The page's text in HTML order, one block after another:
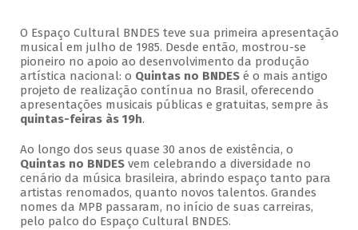
O Espaço Cultural BNDES teve sua primeira apresentação
musical em julho de 1985. Desde então, mostrou-se
pioneiro no apoio ao desenvolvimento da produção
artística nacional: o Quintas no BNDESé o mais antigo
projeto de realização contínua no Brasil, oferecendo
apresentações musicais públicas e gratuitas, sempre às
quintas-feiras às 19h.
Ao longo dos seus quase 30 anos de existência, o
Quintas no BNDESvem celebrando a diversidade no
cenário da música brasileira, abrindo espaço tanto para
artistas renomados, quanto novos talentos. Grandes
nomes da MPB passaram, no início de suas carreiras,
pelo palco do Espaço Cultural BNDES.